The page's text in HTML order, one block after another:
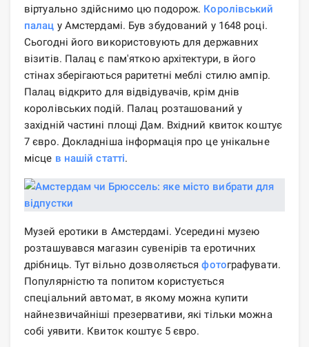
віртуально здійснимо цю подорож. Королівський
палац у Амстердамі. Був збудований у 1648 році.
Сьогодні його використовують для державних
візитів. Палац є пам'яткою архітектури, в його
стінах зберігаються раритетні меблі стилю ампір.
Палац відкрито для відвідувачів, крім днів
королівських подій. Палац розташований у
західній частині площі Дам. Вхідний квиток коштує
7 євро. Докладніша інформація про це унікальне
місце в нашій статті.
Музей еротики в Амстердамі. Усередині музею
розташувався магазин сувенірів та еротичних
дрібниць. Тут вільно дозволяєтьсяфотографувати.
Популярністю та попитом користується
спеціальний автомат, в якому можна купити
найнезвичайніші презервативи, які тільки можна
собі уявити. Квиток коштує 5 євро.